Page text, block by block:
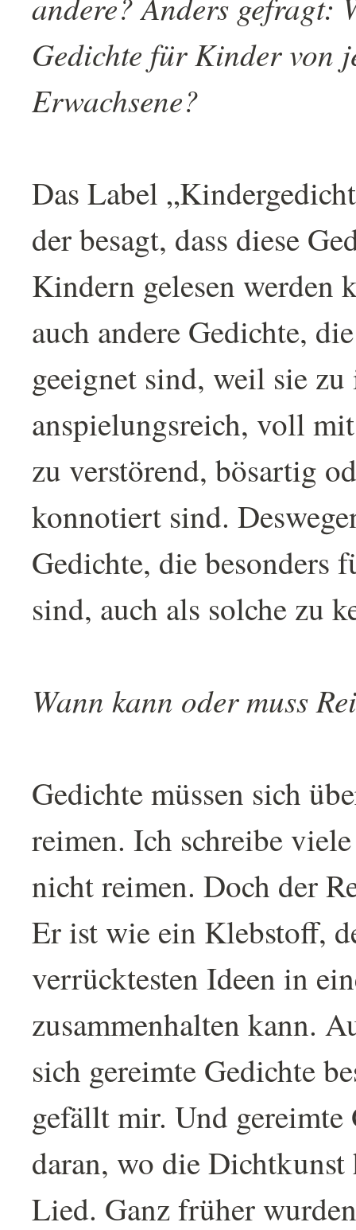
Gedichte für Kinder von
Erwachsene?
Das Label
der besagt, dass diese
Kindern gelesen werden
auch andere Gedichte,
geeignet sind, weil sie
anspielungsreich, voll
zu verstörend, bösartig
konnotiert sind.
Gedichte, die besonders
sind, auch als solche zu
Wann kann oder muss
Gedichte müssen sich
reimen. Ich schreibe
nicht reimen. Doch der
Er ist wie ein Klebstoff,
verrücktesten Ideen in
zusammenhalten kann.
sich gereimte Gedichte
gefällt mir. Und gereimte
daran, wo die
Lied. Ganz früher